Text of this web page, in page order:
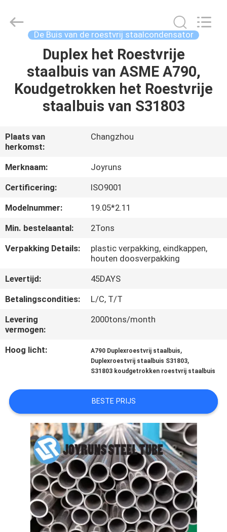
PRODUCTEN
DE
V.S.
FABRIEKSREIS
CONTACTEER
VERZOEK
OM
EEN
CITAAT
PRIVACYBELEID
Joyruns
Steel
De Buis van de roestvrij staalcondensator
Duplex het Roestvrije
staalbuis van ASME A790,
Koudgetrokken het Roestvrije
staalbuis van S31803
Plaats van
herkomst:
Changzhou
Merknaam:
Joyruns
Certificering:
ISO9001
Modelnummer:
19.05*2.11
Min. bestelaantal:
2Tons
Verpakking Details:
plastic verpakking, eindkappen,
houten doosverpakking
Levertijd:
45DAYS
Betalingscondities:
L/C, T/T
Levering
vermogen:
2000tons/month
Hoog licht: A790 Duplexroestvrij staalbuis,
Duplexroestvrij staalbuis S31803,
S31803 koudgetrokken roestvrij staalbuis
BESTE PRIJS